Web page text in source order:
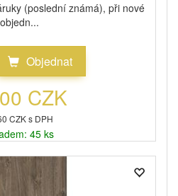
(poslední známá), při nové
objedn...
Objednat
CZK
CZK s DPH
45 ks